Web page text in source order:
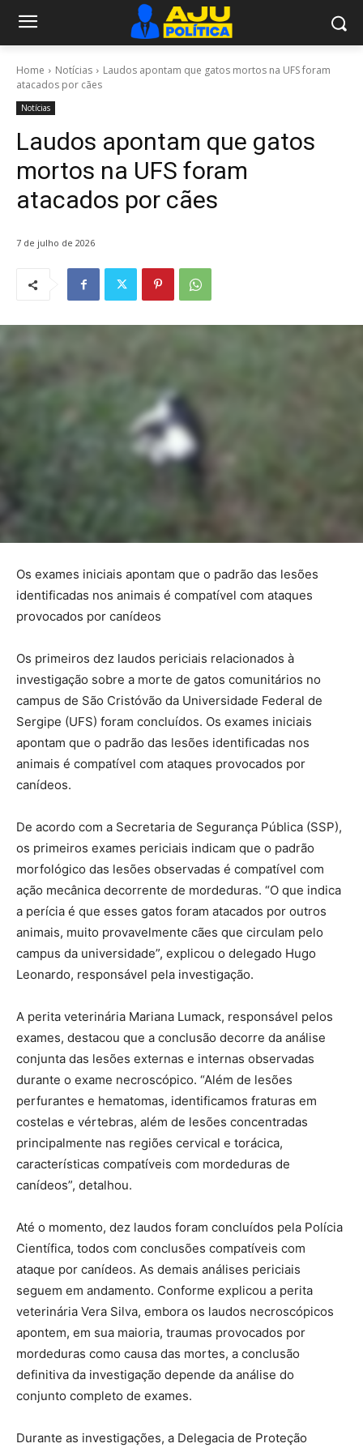
Home Notícias
Laudos apontam que gatos mortos na UFS foram
atacados por cães
Notícias
Laudos apontam que gatos
mortos na UFS foram
atacados por cães
7 de julho de 2026
Os exames iniciais apontam que o padrão das lesões
identificadas nos animais é compatível com ataques
provocados por canídeos
Os primeiros dez laudos periciais relacionados à
investigação sobre a morte de gatos comunitários no
campus de São Cristóvão da Universidade Federal de
Sergipe (UFS) foram concluídos. Os exames iniciais
apontam que o padrão das lesões identificadas nos
animais é compatível com ataques provocados por
canídeos.
De acordo com a Secretaria de Segurança Pública (SSP),
os primeiros exames periciais indicam que o padrão
morfológico das lesões observadas é compatível com
ação mecânica decorrente de mordeduras. “O que indica
a perícia é que esses gatos foram atacados por outros
animais, muito provavelmente cães que circulam pelo
campus da universidade”, explicou o delegado Hugo
Leonardo, responsável pela investigação.
A perita veterinária Mariana Lumack, responsável pelos
exames, destacou que a conclusão decorre da análise
conjunta das lesões externas e internas observadas
durante o exame necroscópico. “Além de lesões
perfurantes e hematomas, identificamos fraturas em
costelas e vértebras, além de lesões concentradas
principalmente nas regiões cervical e torácica,
características compatíveis com mordeduras de
canídeos”, detalhou.
Até o momento, dez laudos foram concluídos pela Polícia
Científica, todos com conclusões compatíveis com
ataque por canídeos. As demais análises periciais
seguem em andamento. Conforme explicou a perita
veterinária Vera Silva, embora os laudos necroscópicos
apontem, em sua maioria, traumas provocados por
mordeduras como causa das mortes, a conclusão
definitiva da investigação depende da análise do
conjunto completo de exames.
Durante as investigações, a Delegacia de Proteção